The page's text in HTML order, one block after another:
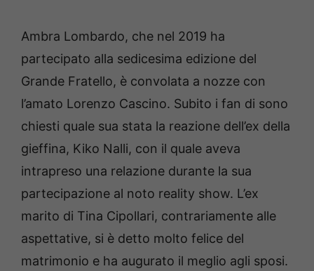
Ambra Lombardo, che nel 2019 ha
partecipato alla sedicesima edizione del
Grande Fratello, è convolata a nozze con
l’amato Lorenzo Cascino. Subito i fan di sono
chiesti quale sua stata la reazione dell’ex della
gieffina, Kiko Nalli, con il quale aveva
intrapreso una relazione durante la sua
partecipazione al noto reality show. L’ex
marito di Tina Cipollari, contrariamente alle
aspettative, si è detto molto felice del
matrimonio e ha augurato il meglio agli sposi.